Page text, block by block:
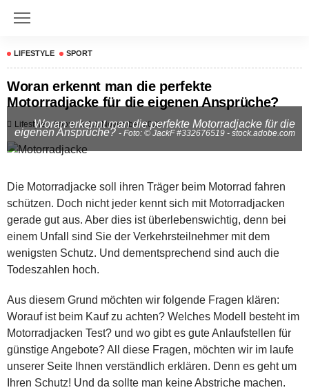
LIFESTYLE SPORT
Woran erkennt man die perfekte
Motorradjacke für die eigenen Ansprüche?
Lifestyle Sport 13. November 2020
Woran erkennt man die perfekte Motorradjacke für die
eigenen Ansprüche? - Foto: © JackF #332676519 - stock.adobe.com
Die Motorradjacke soll ihren Träger beim Motorrad fahren
schützen. Doch nicht jeder kennt sich mit Motorradjacken
gerade gut aus. Aber dies ist überlebenswichtig, denn bei
einem Unfall sind Sie der Verkehrsteilnehmer mit dem
wenigsten Schutz. Und dementsprechend sind auch die
Todeszahlen hoch.
Aus diesem Grund möchten wir folgende Fragen klären:
Worauf ist beim Kauf zu achten? Welches Modell besteht im
Motorradjacken Test? und wo gibt es gute Anlaufstellen für
günstige Angebote? All diese Fragen, möchten wir im laufe
unserer Seite Ihnen verständlich erklären. Denn es geht um
Ihren Schutz! Und da sollte man keine Abstriche machen.